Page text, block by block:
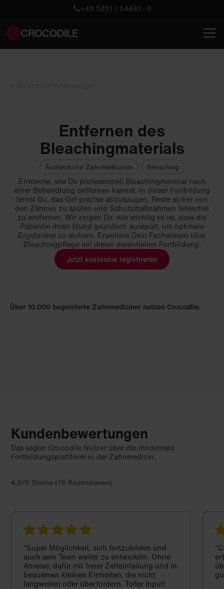
+49 5251 / 54481 - 0
CROCODILE
Entfernen des
Bleachingmaterials
Ästhetische Zahnheilkunde Bleaching
Entdecke, wie Du professionell Bleachingmaterial nach
einer Behandlung entfernen kannst. In dieser Fortbildung
lernst Du, das Gel präzise abzusaugen, Reste sicher von
den Zähnen zu spülen und Schutzmaßnahmen fehlerfrei
zu entfernen. Wir zeigen Dir, wie wichtig es ist, dass die
Patientin ihren Mund gründlich ausspült, um optimale
Ergebnisse zu sichern. Erweitere Dein Fachwissen über
Bleachingpflege mit dieser essentiellen Fortbildung.
Jetzt kostenlos registrieren
Über 10.000 begeisterte Zahnmediziner nutzen Crocodile.
Kundenbewertungen
Das sagen Crocodile Nutzer über die modernste
Fortbildungsplattform in der Zahnmedizin.
4,9/5 Sterne (76 Rezensionen)
"Super Möglichkeit, sich fortzubilden und
auch sein Team weiter zu entwickeln. Ohne
Anreise, dafür mit freier Zeiteinteilung und in
bequemen kleinen Einheiten, die nicht
langweilen oder überfordern. Toller Input!